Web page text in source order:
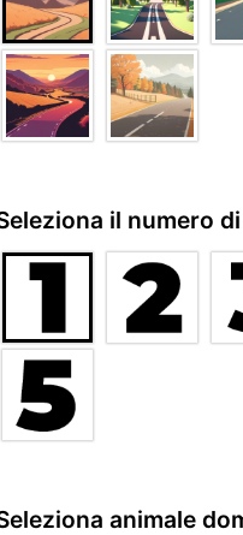
il numero
animale